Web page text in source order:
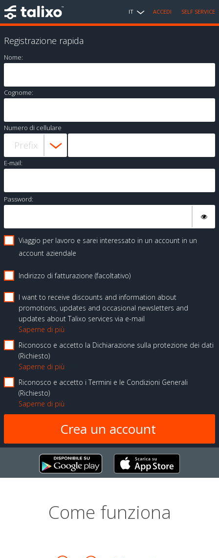
IT ACCEDI SELF SERVICE
Registrazione rapida
Nome:
Cognome:
Numero di cellulare
E-mail:
Password:
Viaggio per lavoro e sarei interessato in un account in un
account aziendale
Indirizzo di fatturazione (facoltativo)
I want to receive discounts and information about
promotions, updates and occasional newsletters and
updates about Talixo services via e-mail
Saperne di più
Riconosco e accetto la Dichiarazione sulla protezione dei dati
Richiesto
Saperne di più
Riconosco e accetto i Termini e le Condizioni Generali
Richiesto
Saperne di più
Come funziona